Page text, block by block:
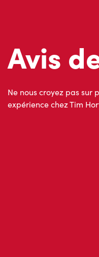
Ne nous croyez pas
expérience chez Tim